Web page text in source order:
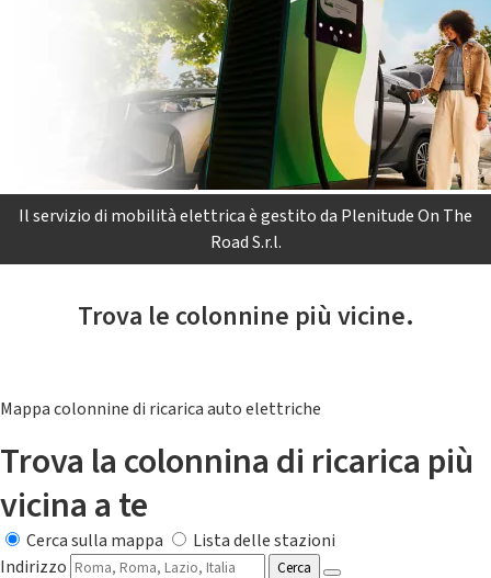
Il servizio di mobilità elettrica è gestito da Plenitude On The
Road S.r.l.
Trova le colonnine più vicine.
Mappa colonnine di ricarica auto elettriche
Trova la colonnina di ricarica più
vicina a te
Cerca sulla mappa
Lista delle stazioni
Indirizzo
Cerca